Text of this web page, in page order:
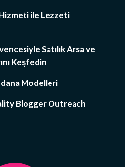
ile Lezzeti
Satılık Arsa ve
Keşfedin
Modelleri
Blogger Outreach